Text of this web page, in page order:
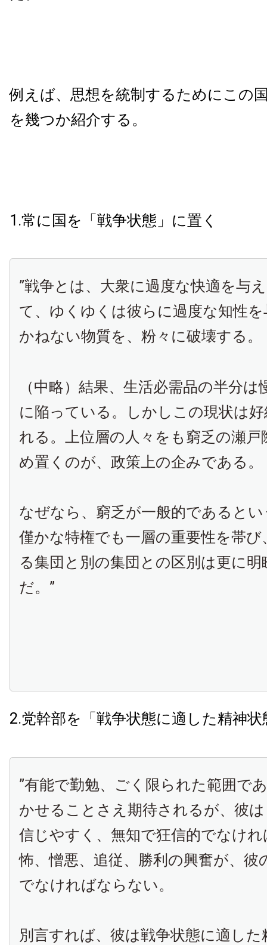
例えば、思想を統制するためにこの
を幾つか紹介する。
1.常に国を「戦争状態」に置く
”戦争とは、大衆に過度な快適を与
て、ゆくゆくは彼らに過度な知性
かねない物質を、粉々に破壊する。
（中略）結果、生活必需品の半分は
に陥っている。しかしこの現状は
れる。上位層の人々をも窮乏の瀬
め置くのが、政策上の企みである。
なぜなら、窮乏が一般的であると
僅かな特権でも一層の重要性を帯
る集団と別の集団との区別は更に
だ。”
2.党幹部を「戦争状態に適した精神
”有能で勤勉、ごく限られた範囲で
かせることさえ期待されるが、彼
信じやすく、無知で狂信的でなけ
怖、憎悪、追従、勝利の興奮が、彼
でなければならない。
別言すれば、彼は戦争状態に適した